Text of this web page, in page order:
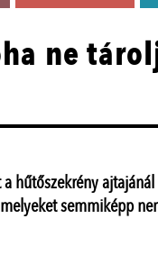
ne
hűtőszekrény
semmiképp